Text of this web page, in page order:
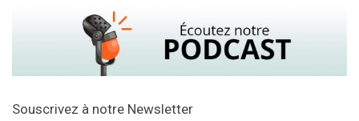
Souscrivez à notre Newsletter